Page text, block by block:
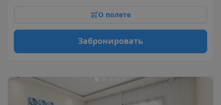
О полете
Забронировать